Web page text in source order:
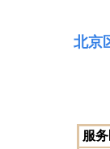
北京
服